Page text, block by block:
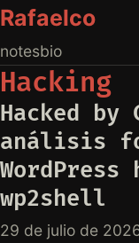
Rafaelco
notesbio
Hacking
Hacked by
análisis
WordPress
wp2shell
29 de julio de